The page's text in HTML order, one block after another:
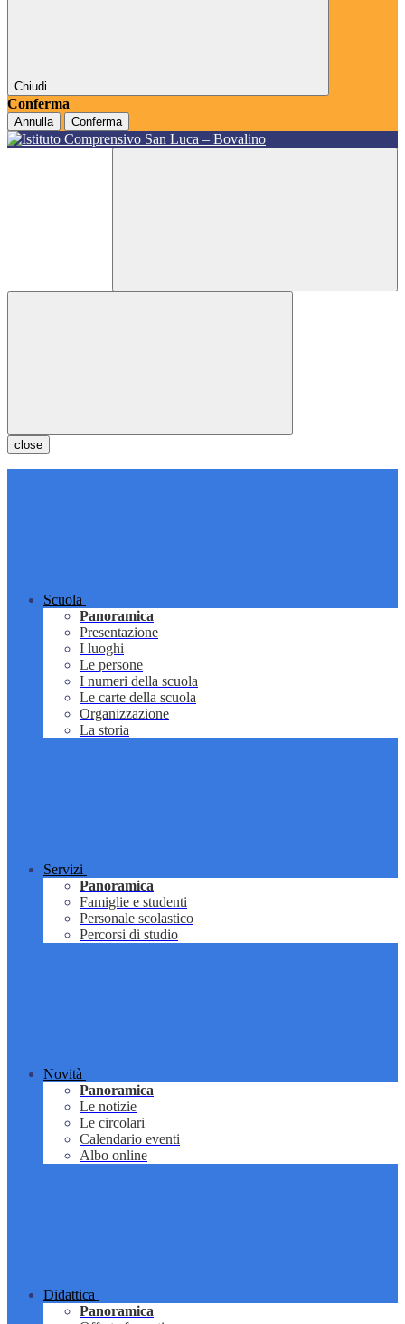
Chiudi
Conferma
Annulla Conferma
close
Scuola
Panoramica
Presentazione
I luoghi
Le persone
I numeri della scuola
Le carte della scuola
Organizzazione
La storia
Servizi
Panoramica
Famiglie e studenti
Personale scolastico
Percorsi di studio
Novità
Panoramica
Le notizie
Le circolari
Calendario eventi
Albo online
Didattica
Panoramica